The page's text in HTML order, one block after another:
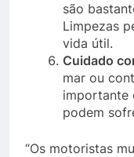
são
Limpezas
vida útil.
Cuidado
mar ou
importante
podem
“Os motoristas